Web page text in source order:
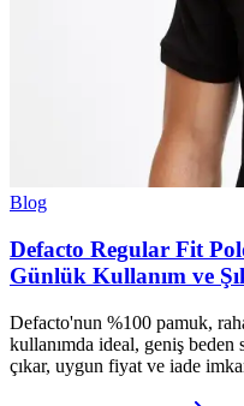
Blog
Defacto Regular Fit
Günlük Kullanım ve
Defacto'nun %100 pamuk,
kullanımda ideal, geniş beden
çıkar, uygun fiyat ve iade